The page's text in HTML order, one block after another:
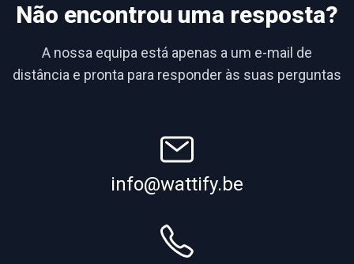
Não encontrou uma resposta?
A nossa equipa está apenas a um e-mail de
distância e pronta para responder às suas perguntas
info@wattify.be